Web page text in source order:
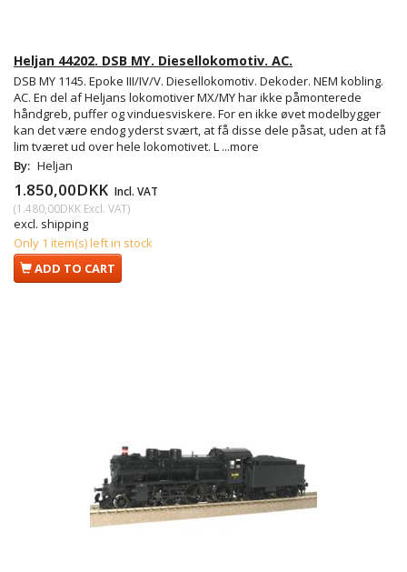
Heljan 44202. DSB MY. Diesellokomotiv. AC.
DSB MY 1145. Epoke III/IV/V. Diesellokomotiv. Dekoder. NEM kobling.
AC. En del af Heljans lokomotiver MX/MY har ikke påmonterede
håndgreb, puffer og vinduesviskere. For en ikke øvet modelbygger
kan det være endog yderst svært, at få disse dele påsat, uden at få
lim tværet ud over hele lokomotivet. L ...more
By: Heljan
1.850,00DKK Incl. VAT
(1.480,00DKK Excl. VAT)
excl. shipping
Only 1 item(s) left in stock
ADD TO CART